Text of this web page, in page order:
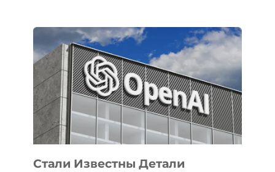
ПРИОРИТЕТНЫЕ
ЗАДАЧИ
ПО
РАЗВИТИЮ
ЭКОСИСТЕМЫ
ИСКУССТВЕННОГО
ИНТЕЛЛЕКТА
Стали Известны Детали